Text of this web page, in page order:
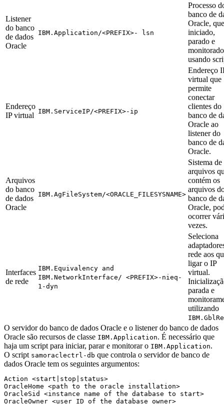
Listener
do banco
de dados
Oracle
IBM.Application/<PREFIX>- lsn
Processo
banco de
Oracle,
iniciado,
parado e
monitorado
usando
Endereço
IP virtual
IBM.ServiceIP/<PREFIX>-ip
Endereço
virtual que
permite
conectar
clientes do
banco de
Oracle ao
listener do
banco de
Oracle.
Arquivos
do banco
de dados
Oracle
IBM.AgFileSystem/<ORACLE_FILESYSNAME>
Sistema de
arquivos
contém os
arquivos
banco de
Oracle,
ocorrer
vezes.
Interfaces
de rede
IBM.Equivalency and
IBM.NetworkInterface/ <PREFIX>-nieq-
1-dyn
Seleciona
rede aos
ligar o IP
virtual.
parada e
utilizando
O servidor do banco de dados Oracle e o listener do banco de dados
Oracle são recursos de classe IBM.Application. É necessário que
haja um script para iniciar, parar e monitorar o IBM.Application.
O script samoraclectrl-db que controla o servidor de banco de
dados Oracle tem os seguintes argumentos:
Action <start|stop|status>
OracleHome <path to the oracle installation>
OracleSid <instance name of the database to start>
OracleOwner <user ID of the database owner>